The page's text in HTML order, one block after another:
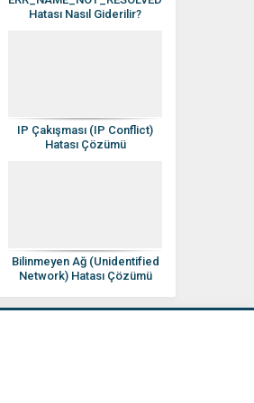
Hatası Nasıl Giderilir?
IP Çakışması (IP Conflict)
Hatası Çözümü
Bilinmeyen Ağ (Unidentified
Network) Hatası Çözümü